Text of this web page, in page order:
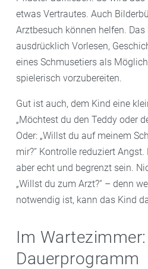
etwas Vertrautes. Auch
Arztbesuch können helfen. Das
ausdrücklich Vorlesen,
eines Schmusetiers als
spielerisch vorzubereiten.
Gut ist auch, dem Kind eine
„Möchtest du den Teddy oder
Oder: „Willst du auf meinem
mir?“ Kontrolle reduziert
aber echt und begrenzt sein.
„Willst du zum Arzt?“ – denn
notwendig ist, kann das Kind
Im
Dauerprogramm